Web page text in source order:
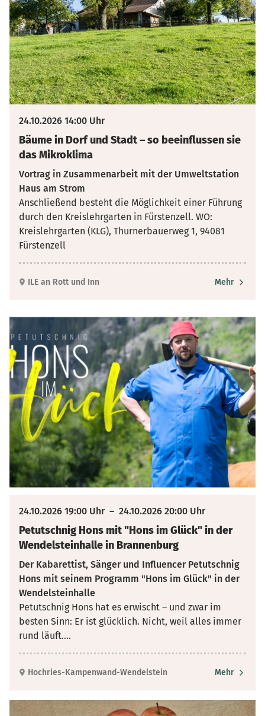
24.10.2026 14:00 Uhr
Bäume in Dorf und Stadt – so beeinflussen sie
das Mikroklima
Vortrag in Zusammenarbeit mit der Umweltstation
Haus am Strom
Anschließend besteht die Möglichkeit einer Führung
durch den Kreislehrgarten in Fürstenzell. WO:
Kreislehrgarten (KLG), Thurnerbauerweg 1, 94081
Fürstenzell
ILE an Rott und Inn Mehr
24.10.2026 19:00 Uhr– 24.10.2026 20:00 Uhr
Petutschnig Hons mit "Hons im Glück" in der
Wendelsteinhalle in Brannenburg
Der Kabarettist, Sänger und Influencer Petutschnig
Hons mit seinem Programm "Hons im Glück" in der
Wendelsteinhalle
Petutschnig Hons hat es erwischt – und zwar im
besten Sinn: Er ist glücklich. Nicht, weil alles immer
rund läuft....
Hochries-Kampenwand-Wendelstein Mehr